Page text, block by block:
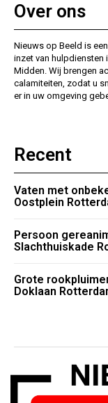
Over ons
Nieuws op Beeld is
inzet van hulpdiensten
Midden. Wij brengen
calamiteiten, zodat u
er in uw omgeving
Recent
Vaten met
Oostplein
Persoon
Slachthuiskade
Grote
Doklaan